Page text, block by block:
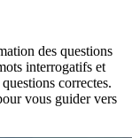
des questions
interrogatifs et
correctes.
vous guider vers